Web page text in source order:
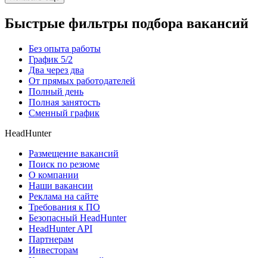
Быстрые фильтры подбора вакансий
Без опыта работы
График 5/2
Два через два
От прямых работодателей
Полный день
Полная занятость
Сменный график
HeadHunter
Размещение вакансий
Поиск по резюме
О компании
Наши вакансии
Реклама на сайте
Требования к ПО
Безопасный HeadHunter
HeadHunter API
Партнерам
Инвесторам